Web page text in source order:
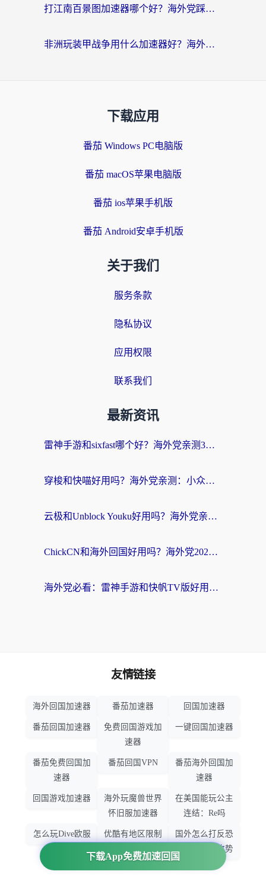
打江南百景图加速器哪个好？海外党踩坑N次后，终于找到不卡的秘诀
非洲玩装甲战争用什么加速器好？海外党亲测有效的国服游戏加速方案
下载应用
番茄 Windows PC电脑版
番茄 macOS苹果电脑版
番茄 ios苹果手机版
番茄 Android安卓手机版
关于我们
服务条款
隐私协议
应用权限
联系我们
最新资讯
雷神手游和sixfast哪个好？海外党亲测3款回国加速器，教你选对不踩坑
穿梭和快喵好用吗？海外党亲测：小众加速器对比+番茄加速器深度体验
云极和Unblock Youku好用吗？海外党亲测+2026回国加速器避坑指南
ChickCN和海外回国好用吗？海外党2026亲测：从手游到影音，选对加速器的3个关键
海外党必看：雷神手游和快帆TV版好用吗？3步选对回国加速器不踩坑
下载App免费加速回国
友情链接
海外回国加速器 番茄加速器 回国加速器
番茄回国加速器
免费回国游戏加
速器
一键回国加速器
番茄免费回国加
速器
番茄回国VPN
番茄海外回国加
速器
回国游戏加速器
海外玩魔兽世界
怀旧服加速器
在美国能玩公主
连结：Re吗
怎么玩Dive欧服
优酷有地区限制
吗
国外怎么打反恐
精英：全球攻势